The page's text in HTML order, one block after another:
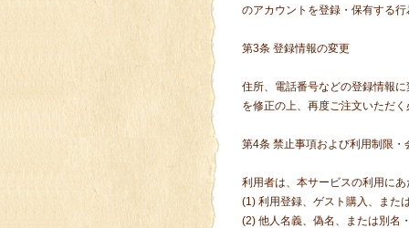
のアカウントを登録・保有する
第3条 登録情報の変更
住所、電話番号などの登録情報
を修正の上、再度ご注文いただ
第4条 禁止事項および利用制限・
利用者は、本サービスの利用に
(1) 利用登録、ゲスト購入、また
(2) 他人名義、偽名、または別名